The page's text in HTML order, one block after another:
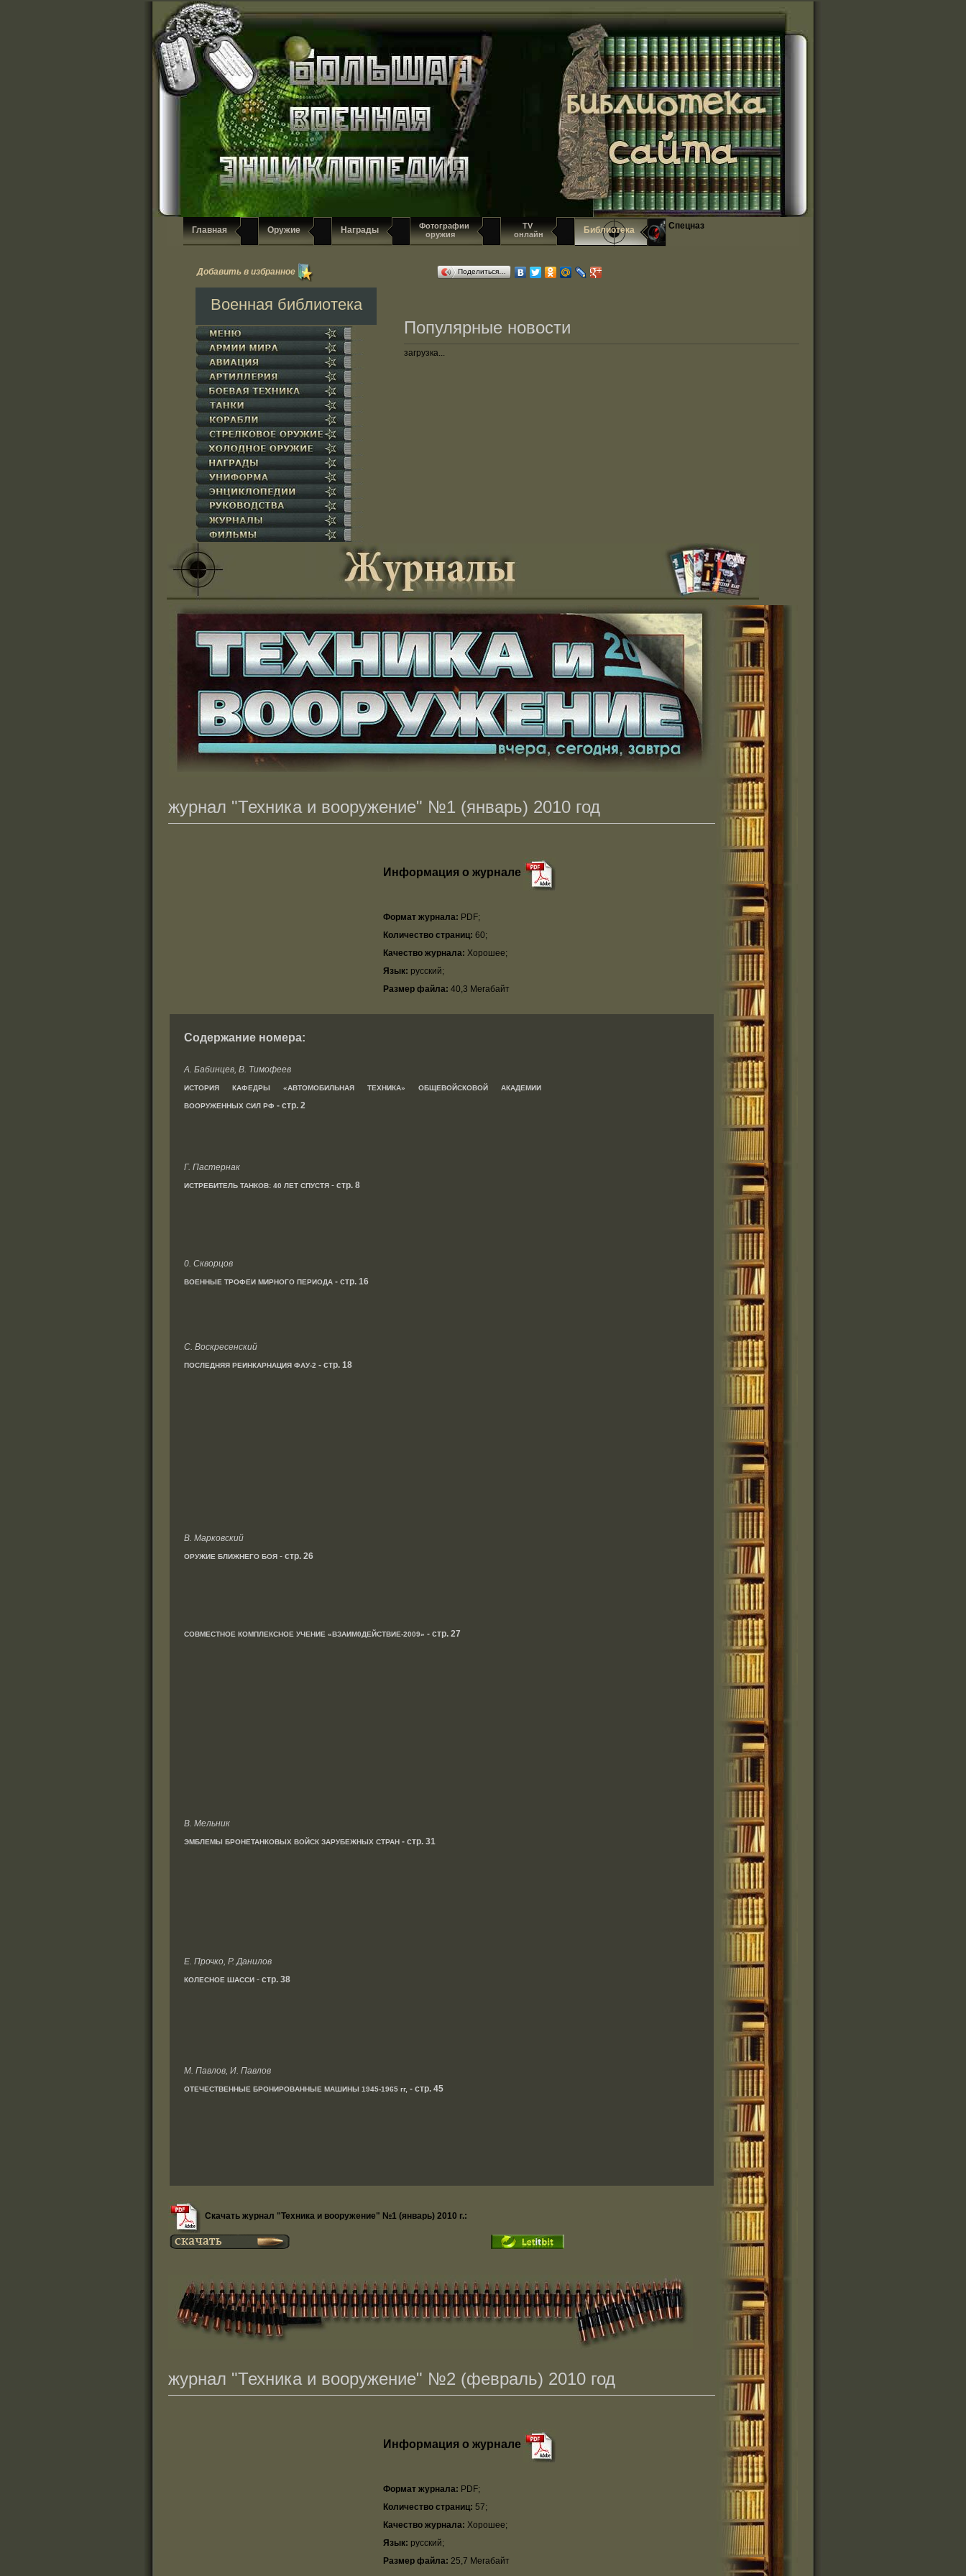
Главная Оружие Награды Спецназ
Фотографии
оружия
TV
онлайн
Библиотека
Добавить в избранное Поделиться…
Военная библиотека
Популярные новости
загрузка...
журнал "Техника и вооружение" №1 (январь) 2010 год
Информация о журнале
Формат журнала: PDF;
Количество страниц: 60;
Качество журнала: Хорошее;
Язык: русский;
Размер файла: 40,3 Мегабайт
Содержание номера:
А. Бабинцев, В. Тимофеев
ИСТОРИЯ КАФЕДРЫ «АВТОМОБИЛЬНАЯ ТЕХНИКА» ОБЩЕВОЙСКОВОЙ АКАДЕМИИ
ВООРУЖЕННЫХ СИЛ РФ - стр. 2
Г. Пастернак
ИСТРЕБИТЕЛЬ ТАНКОВ: 40 ЛЕТ СПУСТЯ - стр. 8
0. Скворцов
ВОЕННЫЕ ТРОФЕИ МИРНОГО ПЕРИОДА - стр. 16
С. Воскресенский
ПОСЛЕДНЯЯ РЕИНКАРНАЦИЯ ФАУ-2 - стр. 18
В. Марковский
ОРУЖИЕ БЛИЖНЕГО БОЯ - стр. 26
СОВМЕСТНОЕ КОМПЛЕКСНОЕ УЧЕНИЕ «ВЗАИМ0ДЕЙСТВИЕ-2009» - стр. 27
В. Мельник
ЭМБЛЕМЫ БРОНЕТАНКОВЫХ ВОЙСК ЗАРУБЕЖНЫХ СТРАН - стр. 31
Е. Прочко, Р. Данилов
КОЛЕСНОЕ ШАССИ - стр. 38
М. Павлов, И. Павлов
ОТЕЧЕСТВЕННЫЕ БРОНИРОВАННЫЕ МАШИНЫ 1945-1965 гг, - стр. 45
Скачать журнал "Техника и вооружение" №1 (январь) 2010 г.:
журнал "Техника и вооружение" №2 (февраль) 2010 год
Информация о журнале
Формат журнала: PDF;
Количество страниц: 57;
Качество журнала: Хорошее;
Язык: русский;
Размер файла: 25,7 Мегабайт